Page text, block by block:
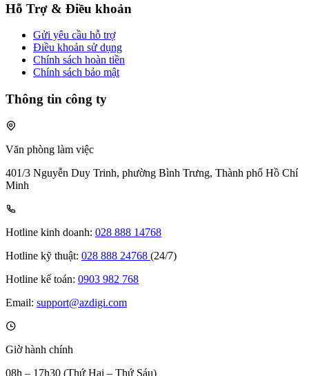
Hỗ Trợ & Điều khoản
Gửi yêu cầu hỗ trợ
Điều khoản sử dụng
Chính sách hoàn tiền
Chính sách bảo mật
Thông tin công ty
Văn phòng làm việc
401/3 Nguyễn Duy Trinh, phường Bình Trưng, Thành phố Hồ Chí
Minh
Hotline kinh doanh: 028 888 14768
Hotline kỹ thuật: 028 888 24768 (24/7)
Hotline kế toán: 0903 982 768
Email: support@azdigi.com
Giờ hành chính
08h – 17h30 (Thứ Hai – Thứ Sáu)